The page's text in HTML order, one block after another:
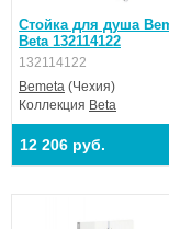
Стойка для душа
Beta 132114122
132114122
Bemeta (Чехия)
Коллекция Beta
12 206 руб.